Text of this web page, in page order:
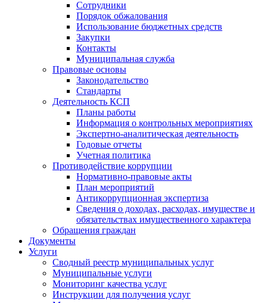
Сотрудники
Порядок обжалования
Использование бюджетных средств
Закупки
Контакты
Муниципальная служба
Правовые основы
Законодательство
Стандарты
Деятельность КСП
Планы работы
Информация о контрольных мероприятиях
Экспертно-аналитическая деятельность
Годовые отчеты
Учетная политика
Противодействие коррупции
Нормативно-правовые акты
План мероприятий
Антикоррупционная экспертиза
Сведения о доходах, расходах, имуществе и
обязательствах имущественного характера
Обращения граждан
Документы
Услуги
Сводный реестр муниципальных услуг
Муниципальные услуги
Мониторинг качества услуг
Инструкции для получения услуг